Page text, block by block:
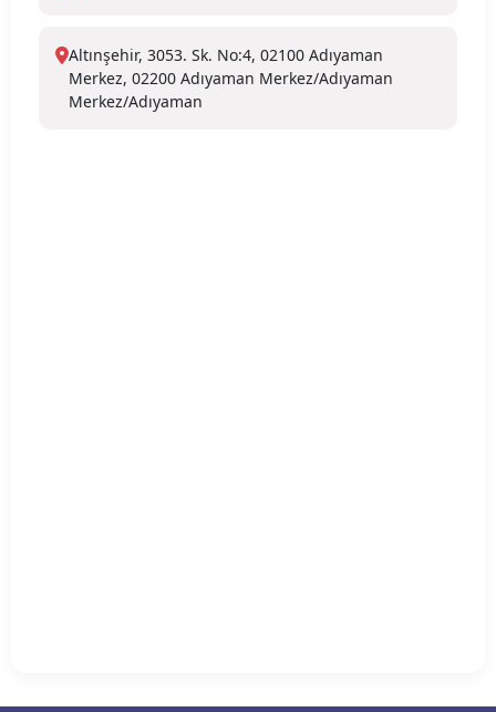
Altınşehir, 3053. Sk. No:4, 02100 Adıyaman
Merkez, 02200 Adıyaman Merkez/Adıyaman
Merkez/Adıyaman